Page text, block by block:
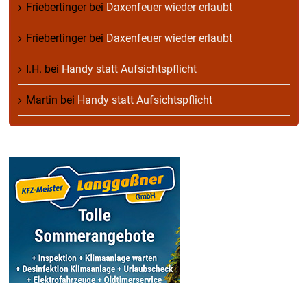
Friebertingerbei Daxenfeuer wieder erlaubt
Friebertingerbei Daxenfeuer wieder erlaubt
I.H. bei Handy statt Aufsichtspflicht
Martin bei Handy statt Aufsichtspflicht